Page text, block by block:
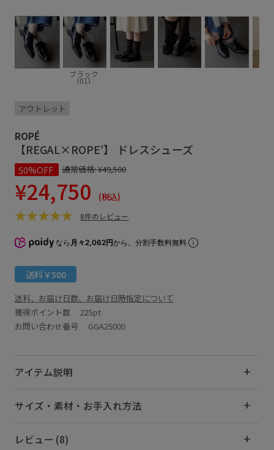
ブラック
(01)
アウトレット
ROPÉ
【REGAL×ROPE’】 ドレスシューズ
50%OFF 通常価格:¥49,500
¥24,750 (税込)
8件のレビュー
なら 月々2,062円から。分割手数料無料
送料￥500
送料、お届け日数、お届け日時指定について
獲得ポイント数 225pt
お問い合わせ番号 GGA25000
アイテム説明
サイズ・素材・お手入れ方法
レビュー (8)